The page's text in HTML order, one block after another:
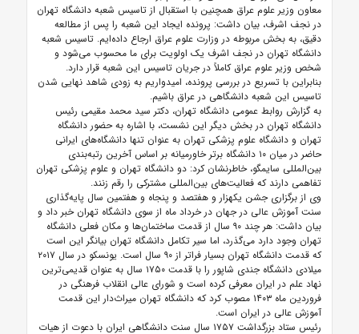
معاون وزیر علوم عراق همچنین با استقبال از تاسیس شعبه دانشگاه تهران
در نجف اشرف، بیان داشت: پرونده ایجاد این شعبه را پس از مطالعه
دقیق، به بخش مربوطه در وزارت علوم عراق ارجاع داده‌ایم. تاسیس شعبه
دانشگاه تهران در نجف اشرف یک اولویت برای ما محسوب می‌شود و
شخص وزیر علوم عراق کاملاً در جریان تاسیس این شعبه قرار دارد.
بنابراین با تسریع در بررسی پرونده، امیدواریم به زودی شاهد نهایی شدن
تاسیس این شعبه دانشگاهی در عراق باشیم.
به گزارش روابط عمومی دانشگاه تهران، دکتر سید محمد مقیمی رئیس
دانشگاه تهران در بخش دیگر این نشست، با اشاره به حضور دانشگاه
تهران و دانشگاه علوم پزشکی تهران به عنوان تنها دانشگاه‌های ایرانی
حاضر در میان ۱۰ دانشگاه برتر خاورمیانه بر اساس آخرین رتبه‌بندی
بین‌المللی سایمگو، خاطرنشان کرد: دو دانشگاه تهران و علوم پزشکی تهران
تفاهمی دارند که فعالیت‌های بین‌المللی مشترکی را رقم زنند.
وی از برگزاری جشن یکهزار و هفتصد و پنجاه و هفتمین سال پایه‌گذاری
سنت آموزش عالی در جهان در خرداد ماه از سوی دانشگاه تهران خبر داد و
بیان داشت: هر چند ۹۰ سال از قدمت ساختمان‌ها و مکان فعلی دانشگاه
تهران وجود دارد می‌گذرد، اما سیر تکامل دانشگاه تهران بیانگر این است
که قدمت دانشگاه تهران بسیار فراتر از ۹۰ سال است. یونسکو در سال ۲۰۱۷
میلادی دانشگاه جندی شاپور را با قدمت ۱۷۵۰ سال به عنوان قدیمی‌ترین
نهاد علم در ایران معرفی کرده است و شورای عالی انقلاب فرهنگی در
فروردین ماه ۱۴۰۳ مصوب کرد که دانشگاه تهران میراث‌دار این قدمت
آموزش عالی در ایران است.
رئیس ستاد بزرگداشت ۱۷۵۷ سال سنت دانشگاهی ایران با دعوت از هیات